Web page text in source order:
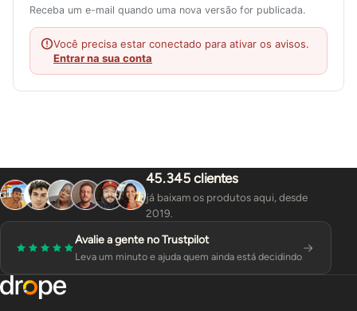
Receba um e-mail quando uma nova versão for publicada.
Você precisa estar conectado para ativar os avisos.
Entrar na sua conta
45.345 clientes
já baixam os produtos aqui, desde
2019.
Avalie a gente no Trustpilot
Leva um minuto e ajuda quem ainda está decidindo